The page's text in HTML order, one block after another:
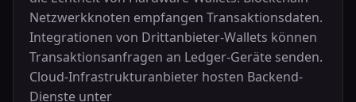
Netzwerkknoten empfangen Transaktionsdaten.
Integrationen von Drittanbieter-Wallets können
Transaktionsanfragen an Ledger-Geräte senden.
Cloud-Infrastrukturanbieter hosten Backend-
Dienste unter